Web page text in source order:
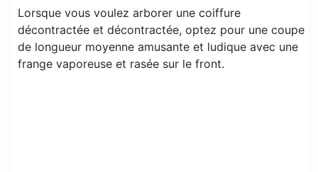
Lorsque vous voulez arborer une coiffure
décontractée et décontractée, optez pour une coupe
de longueur moyenne amusante et ludique avec une
frange vaporeuse et rasée sur le front.